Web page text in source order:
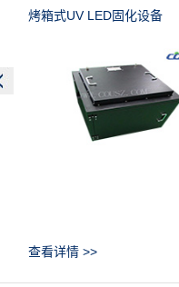
烤箱式UV LED固化设备
查看详情 >>